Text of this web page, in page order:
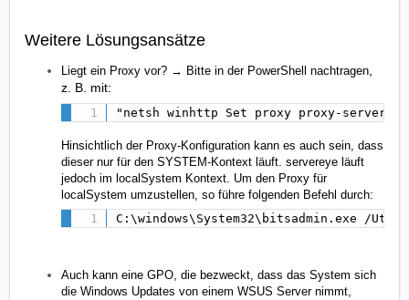
Weitere Lösungsansätze
Liegt ein Proxy vor? → Bitte in der PowerShell nachtragen,
z. B. mit:
"netsh winhttp Set proxy proxy-server=IP-
Hinsichtlich der Proxy-Konfiguration kann es auch sein, dass
dieser nur für den SYSTEM-Kontext läuft. servereye läuft
jedoch im localSystem Kontext. Um den Proxy für
localSystem umzustellen, so führe folgenden Befehl durch:
C:\windows\System32\bitsadmin.exe /
Auch kann eine GPO, die bezweckt, dass das System sich
die Windows Updates von einem WSUS Server nimmt,